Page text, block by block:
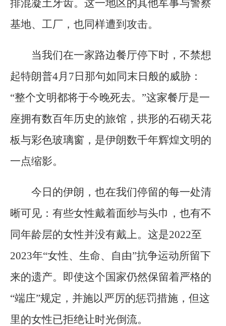
排混凝土牙齿。这一地区的其他军事与警察
基地、工厂，也同样遭到攻击。
当我们在一家路边餐厅停下时，不禁想
起特朗普4月7日那句如同末日般的威胁：
“整个文明都将于今晚死去。”这家餐厅是一
座拥有数百年历史的旅馆，拱形的石砌天花
板与彩色玻璃窗，是伊朗数千年辉煌文明的
一点缩影。
今日的伊朗，也在我们停留的每一处清
晰可见：有些女性戴着面纱与头巾，也有不
同年龄层的女性并没有戴上。这是2022至
2023年“女性、生命、自由”抗争运动所留下
来的遗产。即使这个国家仍然保留着严格的
“端庄”规定，并施以严厉的惩罚措施，但这
里的女性已拒绝让时光倒流。